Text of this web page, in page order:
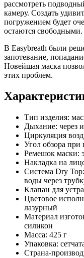
рассмотреть
камеру. Создать
погружением будет
остаются свободными.
В Easybreath были
запотевание,
Новейшая маска
этих проблем.
Тип изделия:
Дыхание: через
Циркуляция
Угол обзора при
Ремешок маски:
Накладка на
Система Dry
воды через
Клапан для
Цветовое
лазурный
Материал
силикон
Масса: 425 г
Упаковка:
Страна-